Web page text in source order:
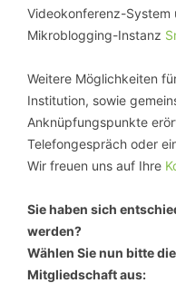
Videokonferenz-System
Mikroblogging-Instanz
Weitere Möglichkeiten
Institution, sowie
Anknüpfungspunkte
Telefongespräch oder
Wir freuen uns auf Ihre
Sie haben sich
werden?
Wählen Sie nun bitte
Mitgliedschaft aus: